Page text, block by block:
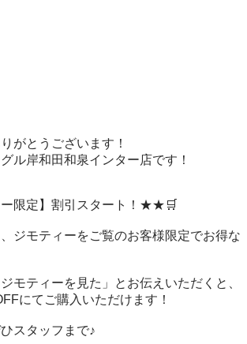
がとうございます！
ル岸和田和泉インター店です！
限定】割引スタート！★★🛒
ジモティーをご覧のお客様限定でお得な
モティーを見た」とお伝えいただくと、
にてご購入いただけます！
スタッフまで♪